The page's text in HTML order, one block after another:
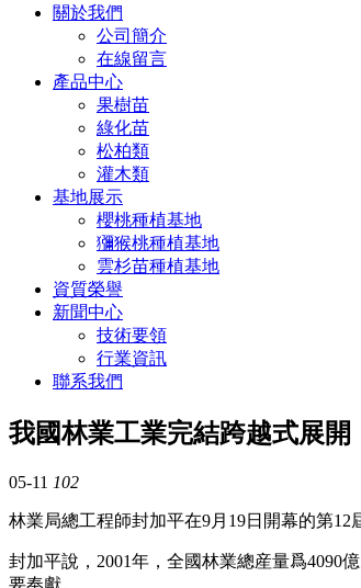
關於我們
公司簡介
在線留言
產品中心
果樹苗
綠化苗
松柏類
灌木類
基地展示
櫻桃種植基地
獼猴桃種植基地
雲杉苗種植基地
資質榮譽
新聞中心
技術要領
行業資訊
聯系我們
我國林業工業完結跨越式展開
05-11 102
林業局總工程師封加平在9月19日開幕的第
封加平說，2001年，全國林業總産量爲4090
要奉獻。